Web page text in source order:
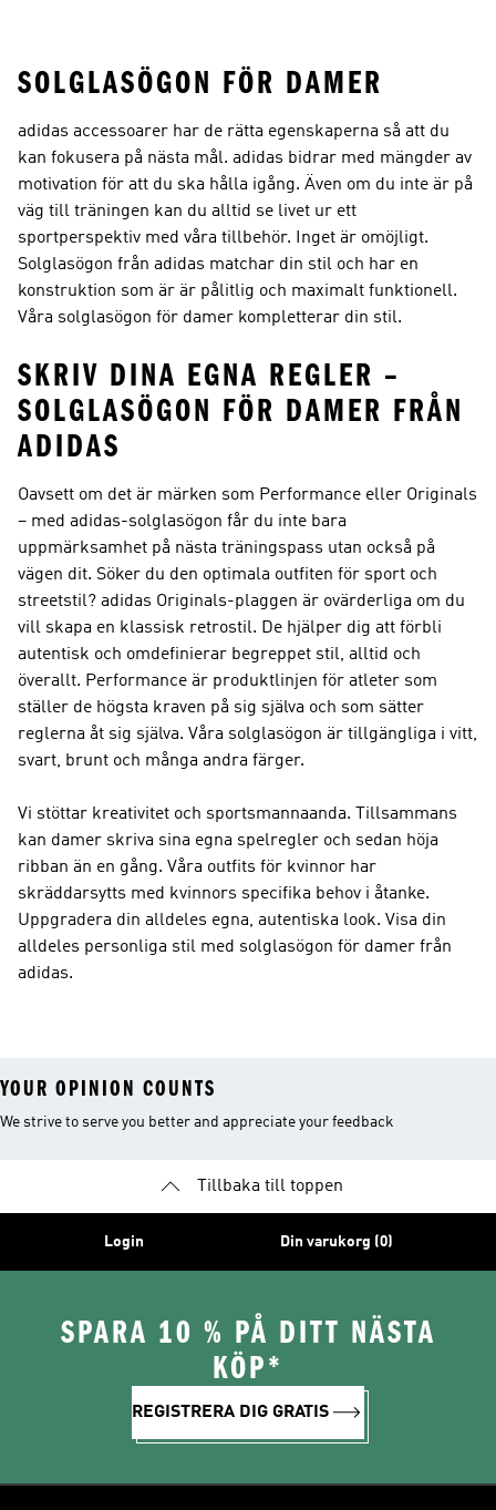
SOLGLASÖGON FÖR DAMER
adidas accessoarer har de rätta egenskaperna så att du
kan fokusera på nästa mål. adidas bidrar med mängder av
motivation för att du ska hålla igång. Även om du inte är på
väg till träningen kan du alltid se livet ur ett
sportperspektiv med våra tillbehör. Inget är omöjligt.
Solglasögon från adidas matchar din stil och har en
konstruktion som är är pålitlig och maximalt funktionell.
Våra solglasögon för damer kompletterar din stil.
SKRIV DINA EGNA REGLER –
SOLGLASÖGON FÖR DAMER FRÅN
ADIDAS
Oavsett om det är märken som Performance eller Originals
– med adidas-solglasögon får du inte bara
uppmärksamhet på nästa träningspass utan också på
vägen dit. Söker du den optimala outfiten för sport och
streetstil? adidas Originals-plaggen är ovärderliga om du
vill skapa en klassisk retrostil. De hjälper dig att förbli
autentisk och omdefinierar begreppet stil, alltid och
överallt. Performance är produktlinjen för atleter som
ställer de högsta kraven på sig själva och som sätter
reglerna åt sig själva. Våra solglasögon är tillgängliga i vitt,
svart, brunt och många andra färger.
Vi stöttar kreativitet och sportsmannaanda. Tillsammans
kan damer skriva sina egna spelregler och sedan höja
ribban än en gång. Våra outfits för kvinnor har
skräddarsytts med kvinnors specifika behov i åtanke.
Uppgradera din alldeles egna, autentiska look. Visa din
alldeles personliga stil med solglasögon för damer från
adidas.
YOUR OPINION COUNTS
We strive to serve you better and appreciate your feedback
Tillbaka till toppen
Login Din varukorg (0)
SPARA 10 % PÅ DITT NÄSTA
KÖP*
REGISTRERA DIG GRATIS